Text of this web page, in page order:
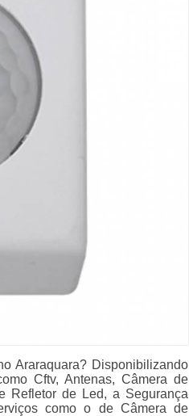
Araraquara? Disponibilizando
Cftv, Antenas, Câmera de
Refletor de Led, a Segurança
como o de Câmera de